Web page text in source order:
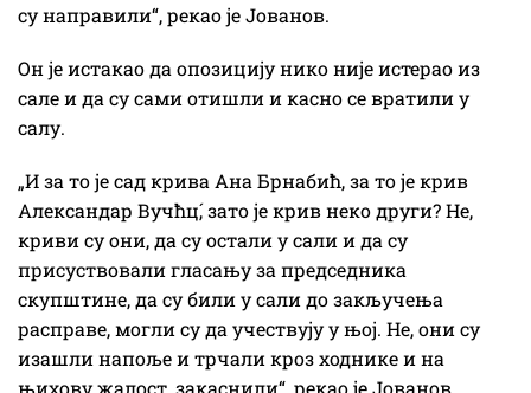
су направили“, рекао је Јованов.
Он је истакао да опозицију нико није истерао из
сале и да су сами отишли и касно се вратили у
салу.
„И за то је сад крива Ана Брнабић, за то је крив
Александар Вучћц́, зато је крив неко други? Не,
криви су они, да су остали у сали и да су
присуствовали гласању за председника
скупштине, да су били у сали до закључења
расправе, могли су да учествују у њој. Не, они су
изашли напоље и трчали кроз ходнике и на
њихову жалост, закаснили“, рекао је Јованов.